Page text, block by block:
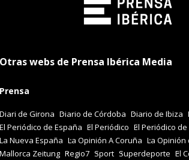
Otras webs de Prensa Ibérica Media
Prensa
Diari de Girona Diario de Córdoba Diario de Ibiza
El Periódico de España El Periódico El Periódico
La Nueva España La Opinión A Coruña La Opinión
Mallorca Zeitung Regio7 Sport Superdeporte El